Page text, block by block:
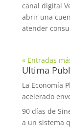
canal digital
abrir una
atender
« Entradas
Ultima
La Economía
acelerado
90 días de
a un sistema